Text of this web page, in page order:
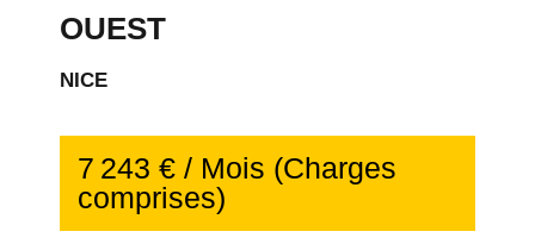
OUEST
NICE
7 243 € / Mois (Charges
comprises)